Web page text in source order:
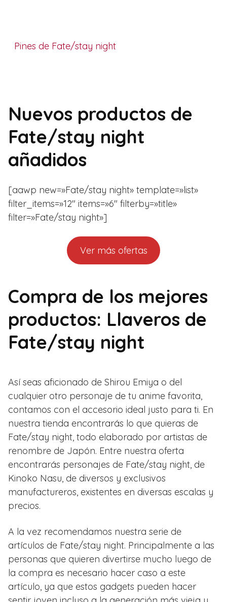
Pines de Fate/stay night
Nuevos productos de
Fate/stay night
añadidos
[aawp new=»Fate/stay night» template=»list»
filter_items=»12″ items=»6″ filterby=»title»
filter=»Fate/stay night»]
Ver más ofertas
Compra de los mejores
productos: Llaveros de
Fate/stay night
Así seas aficionado de Shirou Emiya o del
cualquier otro personaje de tu anime favorita,
contamos con el accesorio ideal justo para ti. En
nuestra tienda encontrarás lo que quieras de
Fate/stay night, todo elaborado por artistas de
renombre de Japón. Entre nuestra oferta
encontrarás personajes de Fate/stay night, de
Kinoko Nasu, de diversos y exclusivos
manufactureros, existentes en diversas escalas y
precios.
A la vez recomendamos nuestra serie de
artículos de Fate/stay night. Principalmente a las
personas que quieren divertirse mucho luego de
la compra es necesario hacer caso a este
artículo, ya que estos gadgets pueden hacer